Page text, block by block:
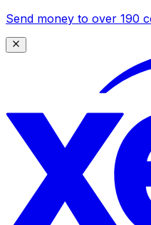
Send money to over 190